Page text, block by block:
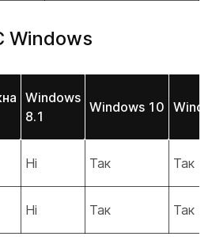
Windows
Windows
8.1
Windows 10
Ні Так Так
Ні Так Так